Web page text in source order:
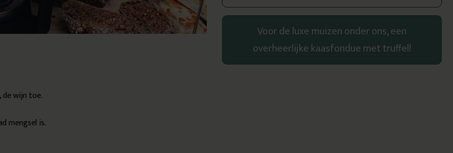
de wijn toe.
mengsel is.
Voor de luxe muizen onder ons, een
overheerlijke kaasfondue met truffel!